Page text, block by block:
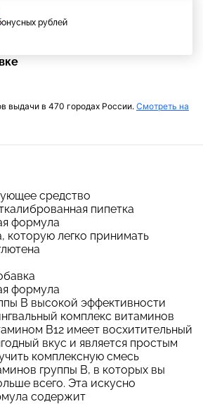
рублей
выдачи в 470 городах России. Смотреть на
средство
пипетка
формула
легко принимать
формула
B высокой эффективности
комплекс витаминов
B12 имеет восхитительный
вкус и является простым
комплексную смесь
группы B, в которых вы
всего. Эта искусно
содержит